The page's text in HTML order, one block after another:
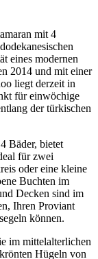
mit 4
eines modernen
2014 und mit einer
liegt derzeit in
für einwöchige
der türkischen
Bäder, bietet
für zwei
oder eine kleine
Buchten im
Decken sind im
Ihren Proviant
können.
im mittelalterlichen
Hügeln von